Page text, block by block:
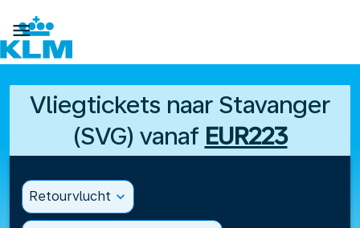

Vliegtickets naar Stavanger
(SVG) vanaf EUR223
Retourvlucht expand_more